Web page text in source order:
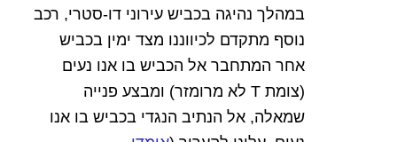
במהלך נהיגה בכביש עירוני דו-סטרי, רכב
נוסף מתקדם לכיווננו מצד ימין בכביש
אחר המתחבר אל הכביש בו אנו נעים
(צומת T לא מרומזר) ומבצע פנייה
שמאלה, אל הנתיב הנגדי בכביש בו אנו